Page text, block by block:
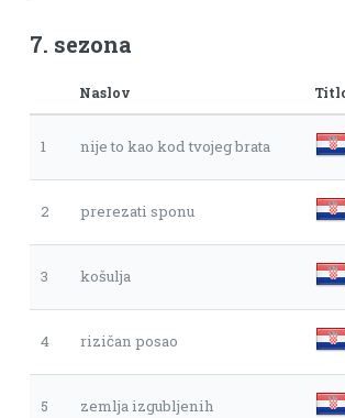
7. sezona
Naslov
1 nije to kao kod tvojeg brata
2 prerezati sponu
3 košulja
4 rizičan posao
5 zemlja izgubljenih